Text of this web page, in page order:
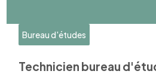
Bureau d'études
Technicien bureau